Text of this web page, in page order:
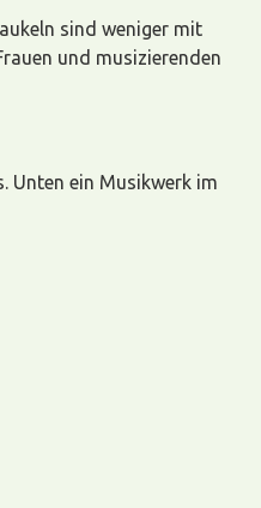
sind weniger mit
und musizierenden
Unten ein Musikwerk im